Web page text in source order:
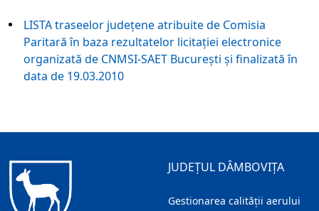
LISTA traseelor judeţene atribuite de Comisia
Paritară în baza rezultatelor licitaţiei electronice
organizată de CNMSI-SAET Bucureşti şi finalizată în
data de 19.03.2010
JUDEȚUL DÂMBOVIȚA
Gestionarea calității aerului